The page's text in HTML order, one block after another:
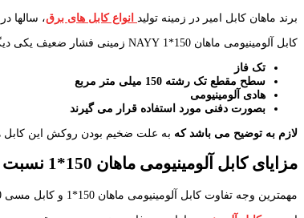
برند ماهان کابل امیر در زمینه تولید انواع کابل های برق، سالها
کابل آلومینیومی ماهان 150*1 NAYY زمینی فشار ضعیف یکی دیگر از انواع محصولات قابل ارائه در مرکز فروش آراد کابل می باشد. مشخصات فنی کابل مورد نظر به صورت زیر می باشد:
تک فاز
سطح مقطع تک رشته 150 میلی متر مربع
هادی آلومینیومی
بصورت دفنی مورد استفاده قرار می گیرند
لازم به توضیح می باشد که به علت ضخیم بودن روکش این کابل
مزایای کابل آلومینیومی ماهان 150*1 نسبت به کابل مسی 120
مهمترین وجه تفاوت کابل آلومینیومی ماهان 150*1 و کابل مسی 120 NYY قیمت مناسب و وزن کمتر و همچنین احتمال سرقت بسیار کمتر این دسته از کابل های قدرت می باشد.